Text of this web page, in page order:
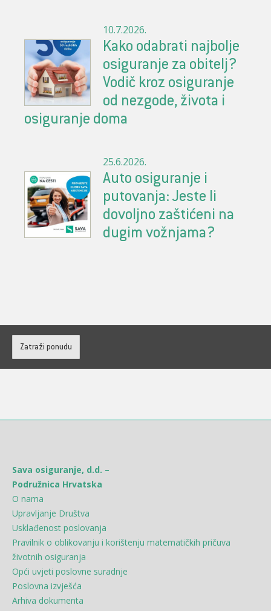
10.7.2026.
Kako odabrati najbolje
osiguranje za obitelj?
Vodič kroz osiguranje
od nezgode, života i
osiguranje doma
25.6.2026.
Auto osiguranje i
putovanja: Jeste li
dovoljno zaštićeni na
dugim vožnjama?
Zatraži ponudu
Sava osiguranje, d.d. –
Podružnica Hrvatska
O nama
Upravljanje Društva
Usklađenost poslovanja
Pravilnik o oblikovanju i korištenju matematičkih pričuva
životnih osiguranja
Opći uvjeti poslovne suradnje
Poslovna izvješća
Arhiva dokumenta